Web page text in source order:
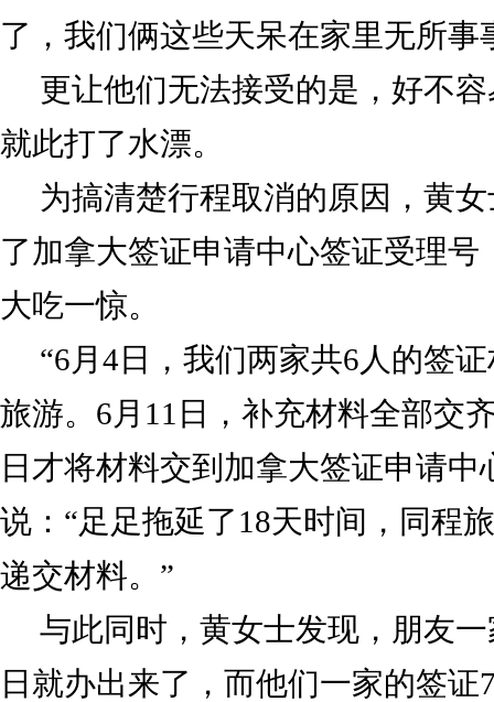
了，我们俩这些天呆在家里无所事
更让他们无法接受的是，好不
就此打了水漂。
为搞清楚行程取消的原因，黄
了加拿大签证申请中心签证受理号
大吃一惊。
“6月4日，我们两家共6人的签
旅游。6月11日，补充材料全部交
日才将材料交到加拿大签证申请中
说：“足足拖延了18天时间，同程
递交材料。”
与此同时，黄女士发现，朋友
日就办出来了，而他们一家的签证